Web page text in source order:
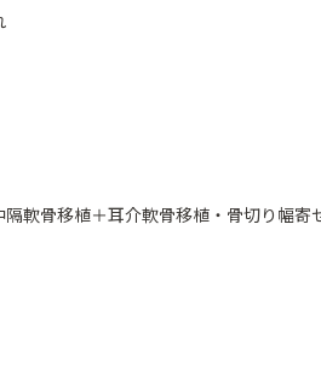
軟骨移植＋耳介軟骨移植・骨切り幅寄